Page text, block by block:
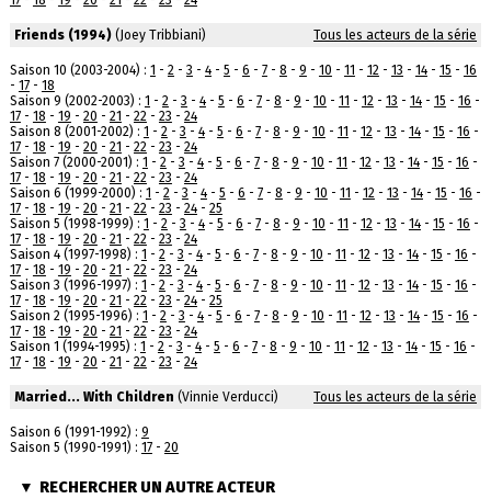
Friends (1994)(Joey Tribbiani) Tous les acteurs de la série
Saison 10 (2003-2004) : 1 - 2- 3 - 4- 5 - 6 - 7- 8 - 9 - 10 - 11 - 12- 13 - 14- 15 - 16
- 17- 18
Saison 9 (2002-2003) : 1 - 2- 3 - 4- 5 - 6 - 7- 8 - 9 - 10 - 11 - 12- 13 - 14- 15 - 16 -
17- 18 - 19 - 20 - 21 - 22- 23 - 24
Saison 8 (2001-2002) : 1 - 2- 3 - 4- 5 - 6 - 7- 8 - 9 - 10 - 11 - 12- 13 - 14- 15 - 16 -
17- 18 - 19 - 20 - 21 - 22- 23 - 24
Saison 7 (2000-2001) : 1 - 2- 3 - 4- 5 - 6 - 7- 8 - 9 - 10 - 11 - 12- 13 - 14- 15 - 16 -
17- 18 - 19 - 20 - 21 - 22- 23 - 24
Saison 6 (1999-2000) : 1 - 2- 3 - 4- 5 - 6 - 7- 8 - 9 - 10 - 11 - 12- 13 - 14- 15 - 16 -
17- 18 - 19 - 20 - 21 - 22- 23 - 24- 25
Saison 5 (1998-1999) : 1 - 2- 3 - 4- 5 - 6 - 7- 8 - 9 - 10 - 11 - 12- 13 - 14- 15 - 16 -
17- 18 - 19 - 20 - 21 - 22- 23 - 24
Saison 4 (1997-1998) : 1 - 2- 3 - 4- 5 - 6 - 7- 8 - 9 - 10 - 11 - 12- 13 - 14- 15 - 16 -
17- 18 - 19 - 20 - 21 - 22- 23 - 24
Saison 3 (1996-1997) : 1 - 2- 3 - 4- 5 - 6 - 7- 8 - 9 - 10 - 11 - 12- 13 - 14- 15 - 16 -
17- 18 - 19 - 20 - 21 - 22- 23 - 24- 25
Saison 2 (1995-1996) : 1 - 2- 3 - 4- 5 - 6 - 7- 8 - 9 - 10 - 11 - 12- 13 - 14- 15 - 16 -
17- 18 - 19 - 20 - 21 - 22- 23 - 24
Saison 1 (1994-1995) : 1 - 2- 3 - 4- 5 - 6 - 7- 8 - 9 - 10 - 11 - 12- 13 - 14- 15 - 16 -
17- 18 - 19 - 20 - 21 - 22- 23 - 24
Married... With Children (Vinnie Verducci) Tous les acteurs de la série
Saison 6 (1991-1992) : 9
Saison 5 (1990-1991) : 17- 20
RECHERCHER UN AUTRE ACTEUR